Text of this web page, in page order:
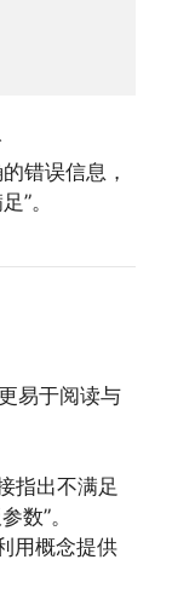
错误信息，
”。
易于阅读与
指出不满足
数”。
用概念提供